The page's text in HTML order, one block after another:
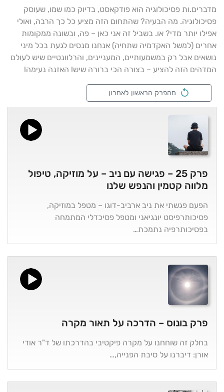
מדברים.ות פסיכולוגיה הוא פודקאסט, בדיוק כמו שמו, שעוסק
פסיכולוגיה. מה הבעיה? שהתחום הזה מציע כל כך הרבה, ואולי
אפילו יותר מדי? או. בשביל זה אני כאן – פה, ובשונה ממקומות
אחרים (למשל האקדמיה שתחיה) אנחנו מנסים לגעת בכל מיני
נושאים אבל רק במשמעותיים, המעניינים, והרלוונטיים שיש לעולם
המדהים הזה להציע – בצורה הכי ברורה שיש! האזנה נעימה!
מהפרק הראשון לאחרון
פרק 25 – פגישה עם ניב – על מוזיקה, טיפול
מלווה קטמין והנפש שלנו
הפעם פגשתי את ניב ארביב-דוגו – מטפל במוזיקה,
פסיכותרפיסט יונגיאני ומטפל פסיכדלי המתמחה
בפסיכותרפיה נתמכת…
פרק בונוס – הדרכה על תאור מקרה
בחלק זה שוחחנו על מקרה פיקטיבי בהדרכתו של ד"ר אודי
אורן: דיברנו על סיבת הפנייה,…